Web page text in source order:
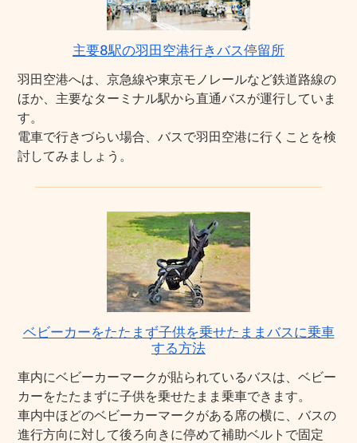
主要8駅の羽田空港行きバス停留所
羽田空港へは、京急線や東京モノレールなど鉄道路線の
ほか、主要なターミナル駅から直通バスが運行していま
す。
電車で行きづらい場合、バスで羽田空港に行くことを検
討してみましょう。
ベビーカーをたたまず子供を乗せたままバスに乗車
する方法
車内にベビーカーマークが貼られているバスは、ベビー
カーをたたまずに子供を乗せたまま乗車できます。
車内中ほどのベビーカーマークがある席の横に、バスの
進行方向に対して後ろ向きに停めて補助ベルトで固定